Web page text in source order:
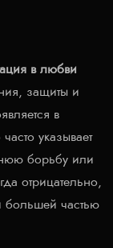
в любви
защиты и
в
указывает
борьбу или
отрицательно,
большей частью